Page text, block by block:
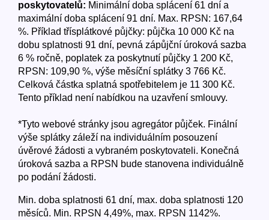
poskytovatelů: Minimální doba splácení 61 dní a
maximální doba splácení 91 dní. Max. RPSN: 167,64
%. Příklad třísplátkové půjčky: půjčka 10 000 Kč na
dobu splatnosti 91 dní, pevná zápůjční úroková sazba
6 % ročně, poplatek za poskytnutí půjčky 1 200 Kč,
RPSN: 109,90 %, výše měsíční splátky 3 766 Kč.
Celková částka splatná spotřebitelem je 11 300 Kč.
Tento příklad není nabídkou na uzavření smlouvy.
*Tyto webové stránky jsou agregátor půjček. Finální
výše splátky záleží na individuálním posouzení
úvěrové žádosti a vybraném poskytovateli. Konečná
úroková sazba a RPSN bude stanovena individuálně
po podání žádosti.
Min. doba splatnosti 61 dní, max. doba splatnosti 120
měsíců. Min. RPSN 4,49%, max. RPSN 1142%.